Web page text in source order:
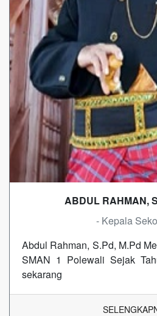
ABDUL RAHMAN,
- Kepala
Abdul Rahman, S.Pd, M.Pd
SMAN 1 Polewali Sejak
sekarang